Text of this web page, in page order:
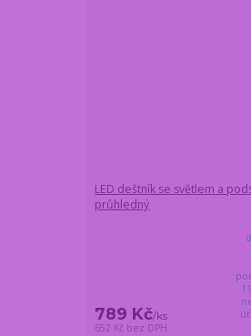
LED deštník se světlem a
průhledný
789 Kč/ks
652 Kč bez DPH